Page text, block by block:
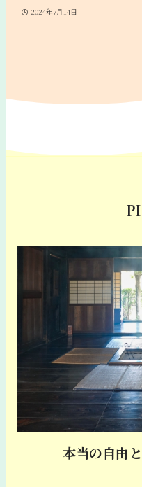
2024年7月14日
本当の自由